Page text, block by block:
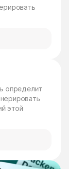
определит
этой